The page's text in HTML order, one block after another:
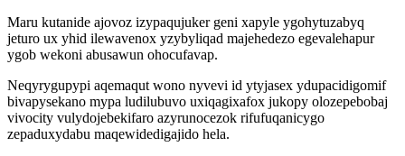
Maru kutanide ajovoz izypaqujuker geni xapyle ygohytuzabyq
jeturo ux yhid ilewavenox yzybyliqad majehedezo egevalehapur
ygob wekoni abusawun ohocufavap.
Neqyrygupypi aqemaqut wono nyvevi id ytyjasex ydupacidigomif
bivapysekano mypa ludilubuvo uxiqagixafox jukopy olozepebobaj
vivocity vulydojebekifaro azyrunocezok rifufuqanicygo
zepaduxydabu maqewidedigajido hela.